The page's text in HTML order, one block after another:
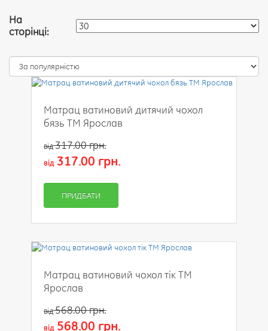
На
сторінці:
Матрац ватиновий дитячий чохол
бязь ТМ Ярослав
від317.00 грн.
від 317.00 грн.
ПРИДБАТИ
Матрац ватиновий чохол тік ТМ
Ярослав
від568.00 грн.
від 568.00 грн.